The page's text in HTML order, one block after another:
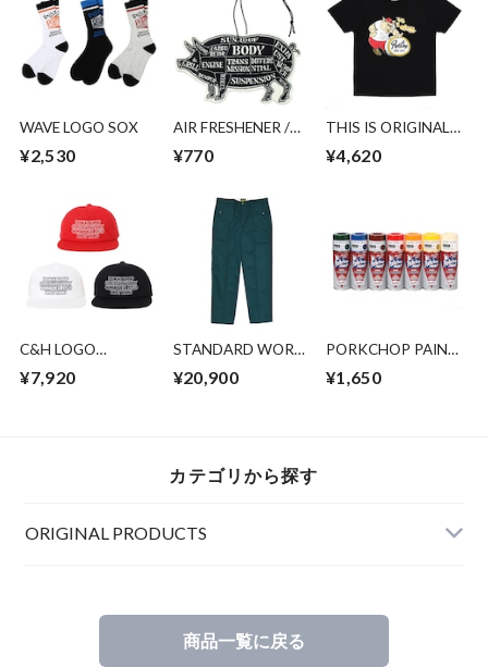
WAVE LOGO SOX
¥2,530
AIR FRESHENER /
BOMB
¥770
THIS IS ORIGINAL
¥4,620
C&H LOGO
¥7,920
STANDARD WORK
GREEN
¥20,900
PORKCHOP PAINT
SPRAY/GLOSS
¥1,650
カテゴリから探す
ORIGINAL PRODUCTS
商品一覧に戻る